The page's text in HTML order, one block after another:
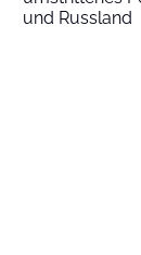
und Russland